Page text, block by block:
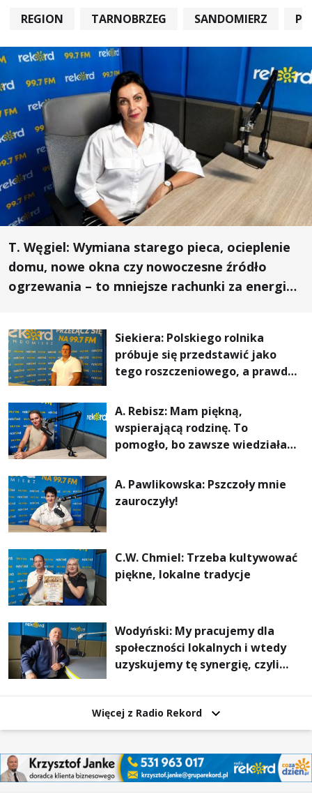
REGION TARNOBRZEG SANDOMIERZ
T. Węgiel: Wymiana starego pieca, ocieplenie
domu, nowe okna czy nowoczesne źródło
ogrzewania – to mniejsze rachunki za energię,
Siekiera: Polskiego rolnika
próbuje się przedstawić jako
tego roszczeniowego, a prawda
A. Rebisz: Mam piękną,
wspierającą rodzinę. To
pomogło, bo zawsze wiedziałam,
najważniejsza
A. Pawlikowska: Pszczoły mnie
zauroczyły!
C.W. Chmiel: Trzeba kultywować
piękne, lokalne tradycje
Wodyński: My pracujemy dla
społeczności lokalnych i wtedy
uzyskujemy tę synergię, czyli
Więcej z Radio Rekord